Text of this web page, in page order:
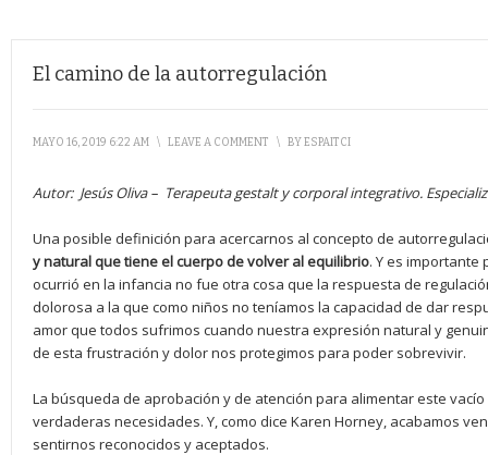
El camino de la autorregulación
MAYO 16, 2019 6:22 AM \ LEAVE A COMMENT \ BYESPAITCI
Autor: Jesús Oliva – Terapeuta gestalt y corporal integrativo.
Una posible definición para acercarnos al concepto de
y natural que tiene el cuerpo de volver al equilibrio. Y es
ocurrió en la infancia no fue otra cosa que la respuesta de
dolorosa a la que como niños no teníamos la capacidad de dar
amor que todos sufrimos cuando nuestra expresión natural y
de esta frustración y dolor nos protegimos para poder sobrevivir.
La búsqueda de aprobación y de atención para alimentar este
verdaderas necesidades. Y, como dice Karen Horney, acabamos
sentirnos reconocidos y aceptados.